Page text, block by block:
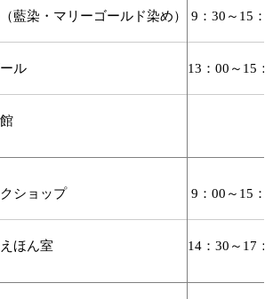
藍染・マリーゴールド染め）
ル
9：30～15：
13：00～15：
ショップ
ほん室
9：00～15：
14：30～17：